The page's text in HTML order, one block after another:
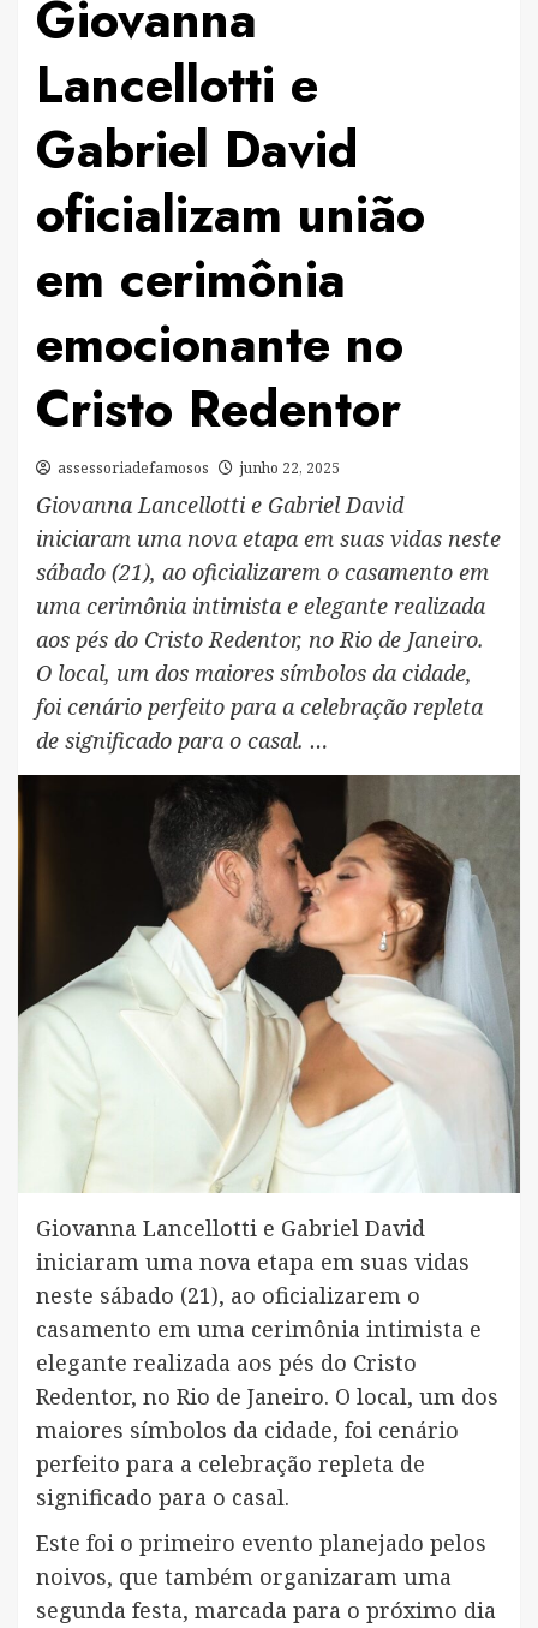
Giovanna
Lancellotti e
Gabriel David
oficializam união
em cerimônia
emocionante no
Cristo Redentor
assessoriadefamosos junho 22, 2025
Giovanna Lancellotti e Gabriel David
iniciaram uma nova etapa em suas vidas neste
sábado (21), ao oficializarem o casamento em
uma cerimônia intimista e elegante realizada
aos pés do Cristo Redentor, no Rio de Janeiro.
O local, um dos maiores símbolos da cidade,
foi cenário perfeito para a celebração repleta
de significado para o casal. …
Giovanna Lancellotti e Gabriel David
iniciaram uma nova etapa em suas vidas
neste sábado (21), ao oficializarem o
casamento em uma cerimônia intimista e
elegante realizada aos pés do Cristo
Redentor, no Rio de Janeiro. O local, um dos
maiores símbolos da cidade, foi cenário
perfeito para a celebração repleta de
significado para o casal.
Este foi o primeiro evento planejado pelos
noivos, que também organizaram uma
segunda festa, marcada para o próximo dia